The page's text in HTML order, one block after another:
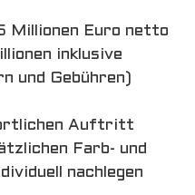
Millionen Euro netto
inklusive
und Gebühren)
Auftritt
Farb- und
nachlegen